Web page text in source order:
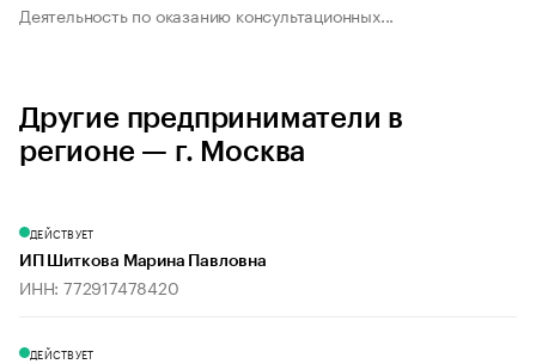
Деятельность по оказанию консультационных...
Другие предприниматели в
регионе — г. Москва
ДЕЙСТВУЕТ
ИП Шиткова Марина Павловна
ИНН: 772917478420
ДЕЙСТВУЕТ